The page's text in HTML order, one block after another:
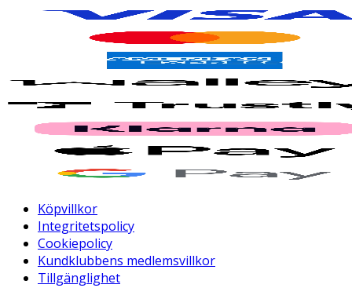
Köpvillkor
Integritetspolicy
Cookiepolicy
Kundklubbens medlemsvillkor
Tillgänglighet